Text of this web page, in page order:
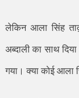
लेकिन आला सिंह
अब्दाली का साथ
गया। क्या कोई आला